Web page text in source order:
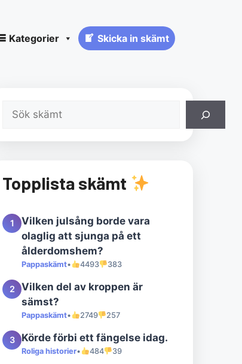
Kategorier Skicka in skämt
Sök
Topplista skämt
1
Vilken julsång borde vara
olaglig att sjunga på ett
ålderdomshem?
Pappaskämt• 4493 383
2
Vilken del av kroppen är
sämst?
Pappaskämt• 2749 257
3 Körde förbi ett fängelse idag.
Roliga historier• 484 39